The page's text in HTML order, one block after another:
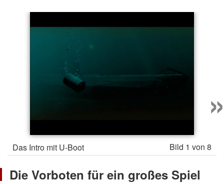
Das Intro mit U-Boot Bild 1 von 8
Die Vorboten für ein großes Spiel